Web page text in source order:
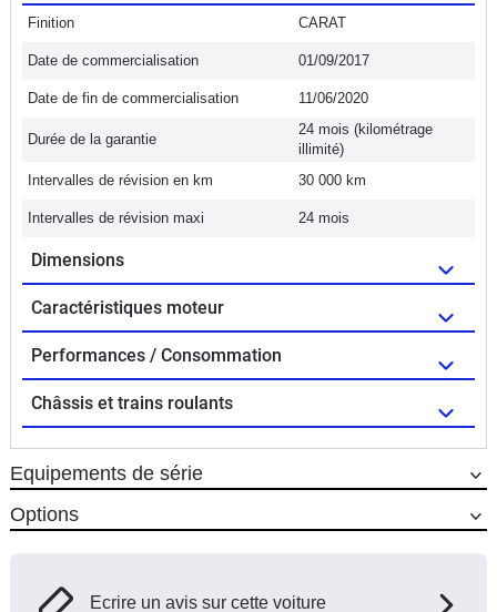
Finition CARAT
Date de commercialisation 01/09/2017
Date de fin de commercialisation 11/06/2020
Durée de la garantie
24 mois (kilométrage
illimité)
Intervalles de révision en km
30 000 km
Intervalles de révision maxi 24 mois
Dimensions
Caractéristiques moteur
Performances / Consommation
Châssis et trains roulants
Equipements de série
Options
Ecrire un avis sur cette voiture